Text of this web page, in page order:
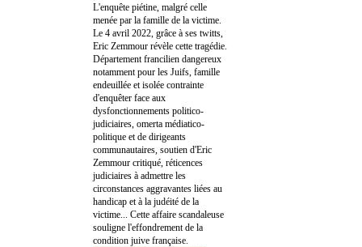
L'enquête piétine, malgré celle
menée par la famille de la victime.
Le 4 avril 2022, grâce à ses twitts,
Eric Zemmour révèle cette tragédie.
Département francilien dangereux
notamment pour les Juifs, famille
endeuillée et isolée contrainte
d'enquêter face aux
dysfonctionnements politico-
judiciaires, omerta médiatico-
politique et de dirigeants
communautaires, soutien d'Eric
Zemmour critiqué, réticences
judiciaires à admettre les
circonstances aggravantes liées au
handicap et à la judéité de la
victime... Cette affaire scandaleuse
souligne l'effondrement de la
condition juive française.